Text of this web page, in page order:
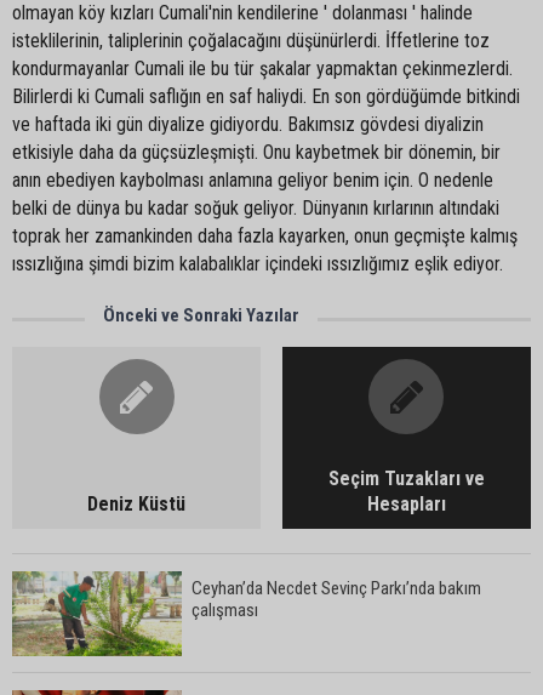
olmayan köy kızları Cumali'nin kendilerine ' dolanması ' halinde
isteklilerinin, taliplerinin çoğalacağını düşünürlerdi. İffetlerine toz
kondurmayanlar Cumali ile bu tür şakalar yapmaktan çekinmezlerdi.
Bilirlerdi ki Cumali saflığın en saf haliydi. En son gördüğümde bitkindi
ve haftada iki gün diyalize gidiyordu. Bakımsız gövdesi diyalizin
etkisiyle daha da güçsüzleşmişti. Onu kaybetmek bir dönemin, bir
anın ebediyen kaybolması anlamına geliyor benim için. O nedenle
belki de dünya bu kadar soğuk geliyor. Dünyanın kırlarının altındaki
toprak her zamankinden daha fazla kayarken, onun geçmişte kalmış
ıssızlığına şimdi bizim kalabalıklar içindeki ıssızlığımız eşlik ediyor.
Önceki ve Sonraki Yazılar
Deniz Küstü
Seçim Tuzakları ve
Hesapları
Ceyhan’da Necdet Sevinç Parkı’nda bakım
çalışması